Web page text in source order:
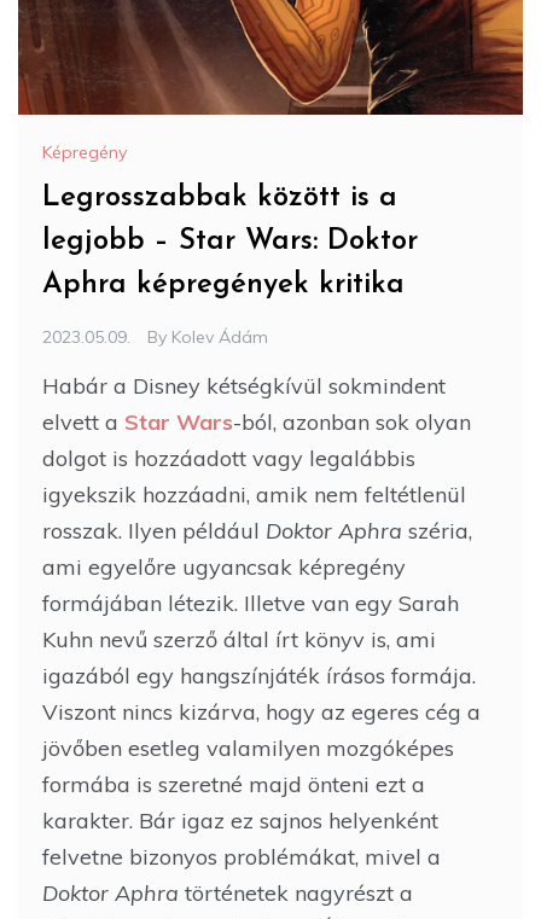
Képregény
Legrosszabbak között is a
legjobb – Star Wars: Doktor
Aphra képregények kritika
2023.05.09. By Kolev Ádám
Habár a Disney kétségkívül sokmindent
elvett a Star Wars-ból, azonban sok olyan
dolgot is hozzáadott vagy legalábbis
igyekszik hozzáadni, amik nem feltétlenül
rosszak. Ilyen például Doktor Aphra széria,
ami egyelőre ugyancsak képregény
formájában létezik. Illetve van egy Sarah
Kuhn nevű szerző által írt könyv is, ami
igazából egy hangszínjáték írásos formája.
Viszont nincs kizárva, hogy az egeres cég a
jövőben esetleg valamilyen mozgóképes
formába is szeretné majd önteni ezt a
karakter. Bár igaz ez sajnos helyenként
felvetne bizonyos problémákat, mivel a
Doktor Aphra történetek nagyrészt a